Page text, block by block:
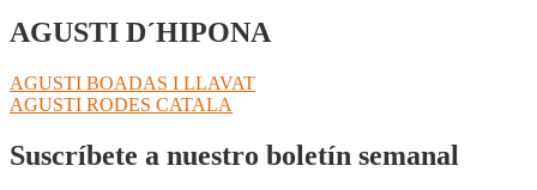
AGUSTI D´HIPONA
Navegación
de
entradas
Anterior:
AGUSTI BOADAS I LLAVAT
Siguiente:
AGUSTI RODES CATALA
Suscríbete a nuestro boletín semanal